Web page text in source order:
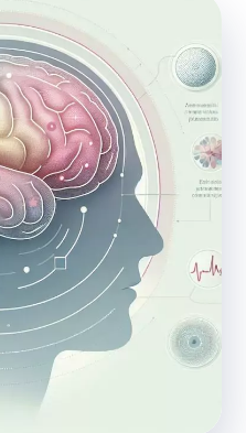
- 50 грн
(крім крові) - від
0 грн
дослідження не
мазки та
для них
запис до фахівця.
вдома